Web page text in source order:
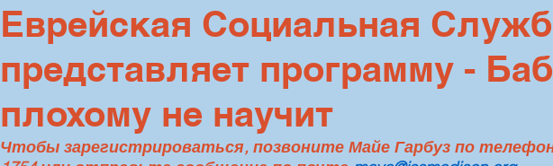
Еврейская Социальная
представляет программу -
плохому не научит
Чтобы зарегистрироваться, позвоните Майе Гарбуз по